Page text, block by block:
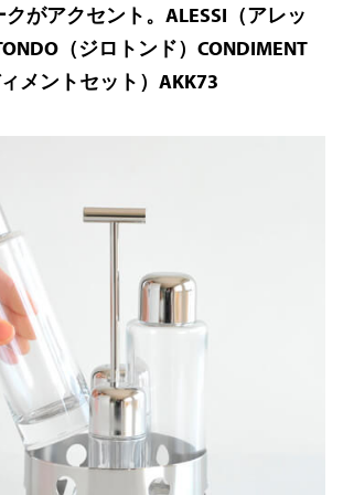
クがアクセント。ALESSI（アレッ
（ジロトンド）CONDIMENT
メントセット）AKK73